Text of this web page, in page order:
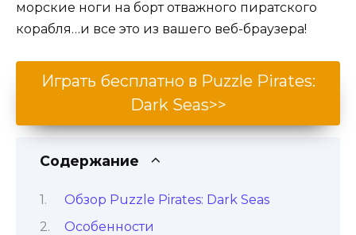
морские ноги на борт отважного пиратского
корабля…и все это из вашего веб-браузера!
Играть бесплатно в Puzzle Pirates:
Dark Seas>>
Содержание
Обзор Puzzle Pirates: Dark Seas
Особенности